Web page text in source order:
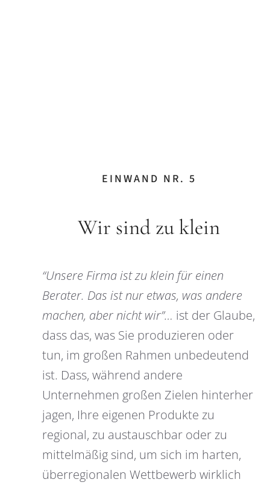
EINWAND NR. 5
Wir sind zu klein
“Unsere Firma ist zu klein für einen
Berater. Das ist nur etwas, was andere
machen, aber nicht wir”… ist der Glaube,
dass das, was Sie produzieren oder
tun, im großen Rahmen unbedeutend
ist. Dass, während andere
Unternehmen großen Zielen hinterher
jagen, Ihre eigenen Produkte zu
regional, zu austauschbar oder zu
mittelmäßig sind, um sich im harten,
überregionalen Wettbewerb wirklich